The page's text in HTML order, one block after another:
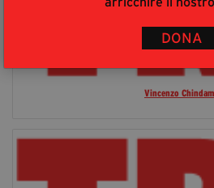
DONA
Vincenzo